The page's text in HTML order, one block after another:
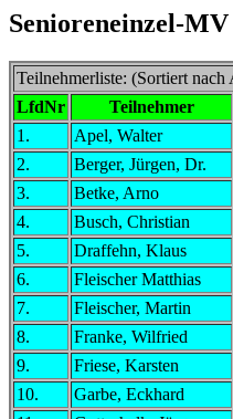
Senioreneinzel-
Teilnehmerliste: (Sortiert nach
LfdNr
Teilnehmer
1.
Apel, Walter
2.
Berger, Jürgen, Dr.
3.
Betke, Arno
4.
Busch, Christian
5.
Draffehn, Klaus
6.
Fleischer Matthias
7.
Fleischer, Martin
8.
Franke, Wilfried
9.
Friese, Karsten
10.
Garbe, Eckhard